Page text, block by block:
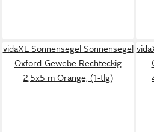
vidaXL Sonnensegel Sonnensegel
Oxford-Gewebe Rechteckig
2,5x5 m Orange, (1-tlg)